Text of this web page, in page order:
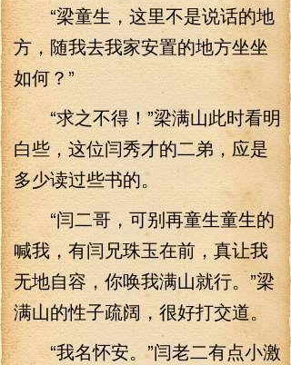
“梁童生，这里不是说话的地
方，随我去我家安置的地方坐坐
如何？”
“求之不得！”梁满山此时看明
白些，这位闫秀才的二弟，应是
多少读过些书的。
“闫二哥，可别再童生童生的
喊我，有闫兄珠玉在前，真让我
无地自容，你唤我满山就行。”梁
满山的性子疏阔，很好打交道。
“我名怀安。”闫老二有点小激